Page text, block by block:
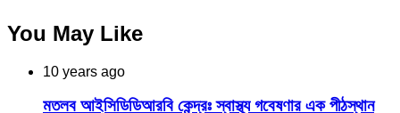
You May Like
10 years ago
মতলব আইসিডিডিআরবি কেন্দ্রঃ স্বাস্থ্য গবেষণার এক পীঠস্থান